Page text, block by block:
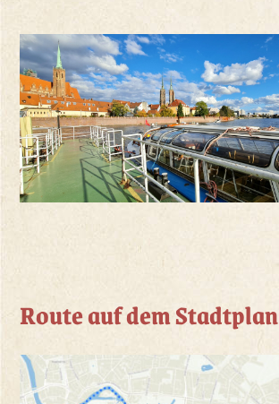
Route auf dem Stadtplan